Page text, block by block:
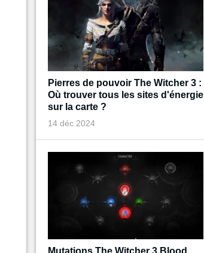
Pierres de pouvoir The Witcher 3 :
Où trouver tous les sites d'énergie
sur la carte ?
14 déc 2024
Mutations The Witcher 3 Blood